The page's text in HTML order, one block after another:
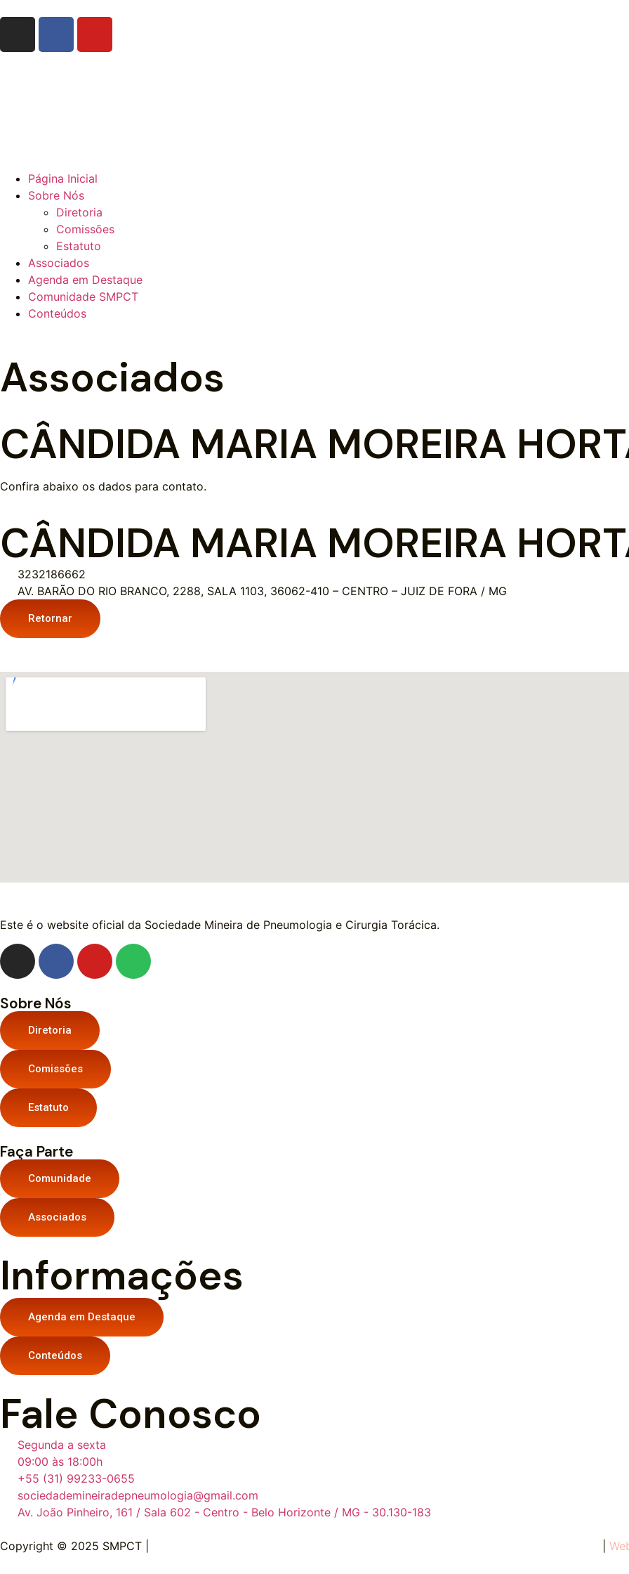
Página Inicial
Sobre Nós
Diretoria
Comissões
Estatuto
Associados
Agenda em Destaque
Comunidade SMPCT
Conteúdos
Associados
CÂNDIDA MARIA MOREIRA
Confira abaixo os dados para contato.
CÂNDIDA MARIA MOREIRA
3232186662
AV. BARÃO DO RIO BRANCO, 2288, SALA 1103, 36062-410 – CENTRO – JUIZ DE FORA / MG
Retornar
Este é o website oficial da Sociedade Mineira de Pneumologia e Cirurgia Torácica.
Sobre Nós
Diretoria
Comissões
Estatuto
Faça Parte
Comunidade
Associados
Informações
Agenda em Destaque
Conteúdos
Fale Conosco
Segunda a sexta
09:00 às 18:00h
+55 (31) 99233-0655
sociedademineiradepneumologia@gmail.com
Av. João Pinheiro, 161 / Sala 602 - Centro - Belo Horizonte / MG - 30.130-183
Copyright © 2025 SMPCT |